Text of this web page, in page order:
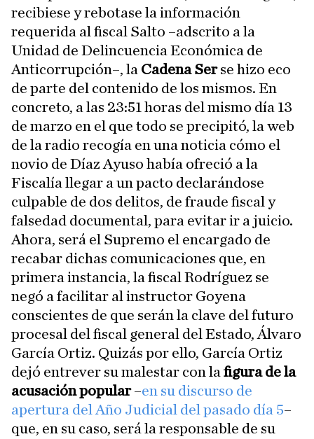
recibiese y rebotase la información
requerida al fiscal Salto –adscrito a la
Unidad de Delincuencia Económica de
Anticorrupción–, la Cadena Serse hizo eco
de parte del contenido de los mismos. En
concreto, a las 23:51 horas del mismo día 13
de marzo en el que todo se precipitó, la web
de la radio recogía en una noticia cómo el
novio de Díaz Ayuso había ofreció a la
Fiscalía llegar a un pacto declarándose
culpable de dos delitos, de fraude fiscal y
falsedad documental, para evitar ir a juicio.
Ahora, será el Supremo el encargado de
recabar dichas comunicaciones que, en
primera instancia, la fiscal Rodríguez se
negó a facilitar al instructor Goyena
conscientes de que serán la clave del futuro
procesal del fiscal general del Estado, Álvaro
García Ortiz. Quizás por ello, García Ortiz
dejó entrever su malestar con la figura de la
acusación popular–en su discurso de
apertura del Año Judicial del pasado día 5–
que, en su caso, será la responsable de su